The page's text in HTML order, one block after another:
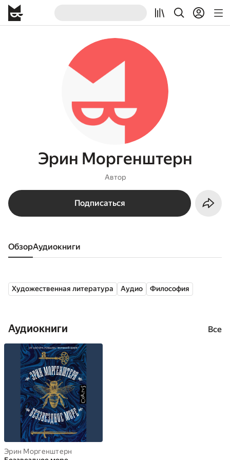
Эрин Моргенштерн
Автор
Подписаться
Обзор аудиокниги
Художественная литература Аудио Философия
Аудиокниги Все
Эрин Моргенштерн